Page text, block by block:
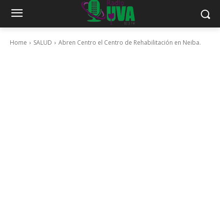
Home SALUD Abren Centro el Centro de Rehabilitación en Neiba.